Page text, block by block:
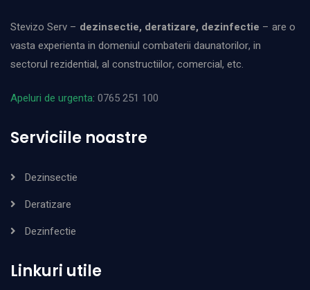
Stevizo Serv – dezinsectie, deratizare, dezinfectie – are o
vasta experienta in domeniul combaterii daunatorilor, in
sectorul rezidential, al constructiilor, comercial, etc.
Apeluri de urgenta: 0765 251 100
Serviciile noastre
Dezinsectie
Deratizare
Dezinfectie
Linkuri utile